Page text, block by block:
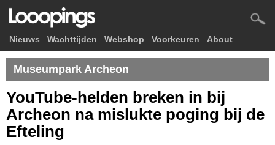
Nieuws Wachttijden Webshop Voorkeuren About
Museumpark Archeon
YouTube-helden breken in bij
Archeon na mislukte poging bij de
Efteling